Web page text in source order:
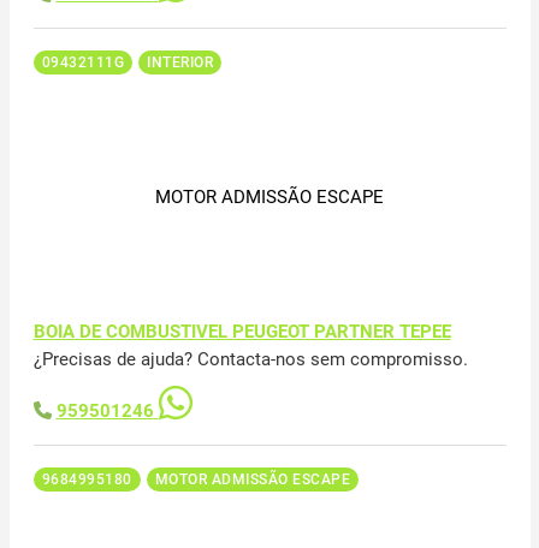
09432111G INTERIOR
MOTOR ADMISSÃO ESCAPE
BOIA DE COMBUSTIVEL PEUGEOT PARTNER TEPEE
¿Precisas de ajuda? Contacta-nos sem compromisso.
959501246
9684995180 MOTOR ADMISSÃO ESCAPE